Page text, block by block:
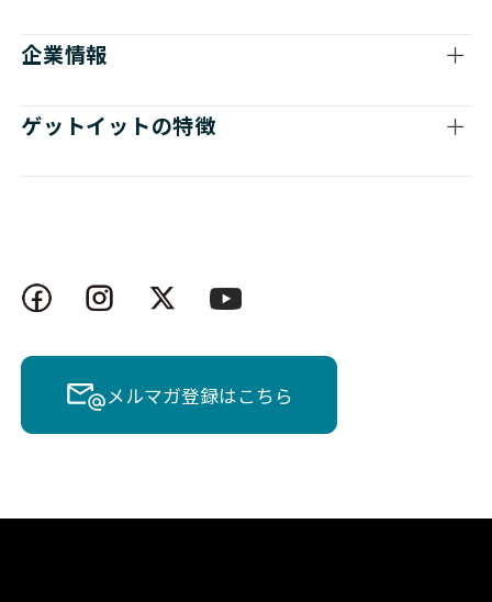
企業情報
ゲットイットの特徴
メルマガ登録はこちら